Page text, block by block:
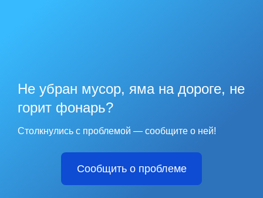
Не убран мусор, яма на дороге, не
горит фонарь?
Столкнулись с проблемой — сообщите о ней!
Сообщить о проблеме